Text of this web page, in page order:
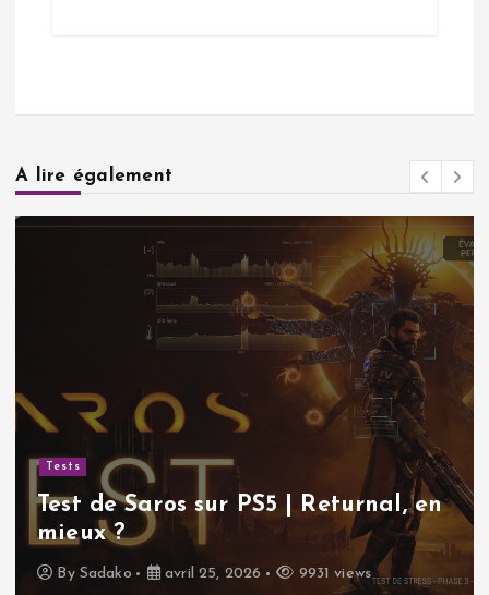
A lire également
Tests
Test de Saros sur PS5 | Returnal, en
mieux ?
By Sadako avril 25, 2026 9931 views